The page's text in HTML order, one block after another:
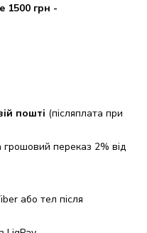
1500 грн -
пошті (післяплата при
грошовий переказ 2% від
або тел після